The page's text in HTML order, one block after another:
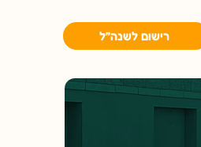
רישום לשנה״ל